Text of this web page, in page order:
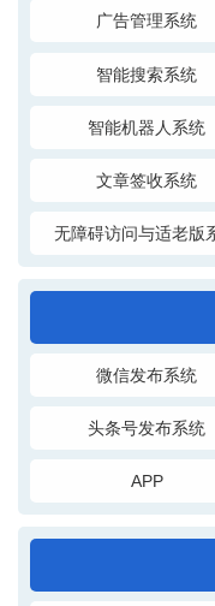
广告管理系统
智能搜索系统
智能机器人系统
文章签收系统
无障碍访问与适老版
微信发布系统
头条号发布系统
APP